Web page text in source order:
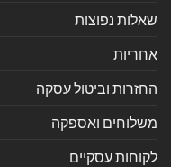
שאלות נפוצות
אחריות
החזרות וביטול עסקה
משלוחים ואספקה
לקוחות עסקיים